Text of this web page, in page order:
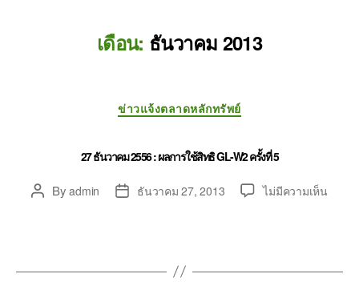
เดือน: ธันวาคม 2013
ข่าวแจ้งตลาดหลักทรัพย์
27 ธันวาคม 2556 : ผลการใช้สิทธิ GL-W2 ครั้งที่ 5
Byadmin ธันวาคม 27, 2013 ไม่มีความเห็น